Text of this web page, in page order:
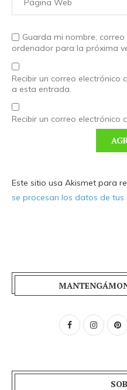
Guarda mi nombre,
ordenador para la próxima
Recibir un correo electrónico
a esta entrada.
Recibir un correo electrónico
Este sitio usa Akismet para
se procesan los datos de tus